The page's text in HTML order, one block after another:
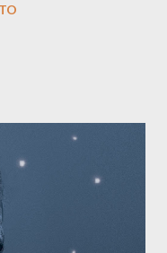
espressiva che
e perfino di esistere,
una via d’uscita, una
nel trovare respiro
Il brano è anche una
il suo nuovo percorso